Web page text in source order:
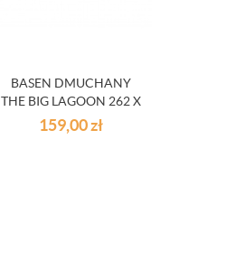
BASEN DMUCHANY
THE BIG LAGOON 262 X
157 X 46 CM 544 L
BESTWAY
159,00zł